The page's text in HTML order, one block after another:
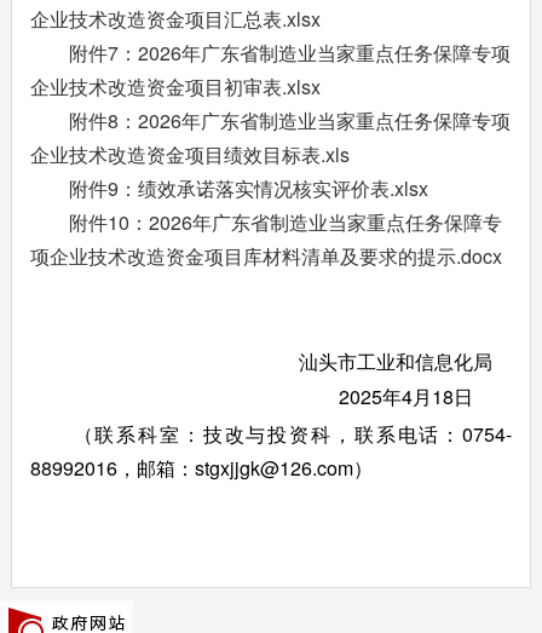
企业技术改造资金项目汇总表.xlsx
附件7：2026年广东省制造业当家重点任务保障专项
企业技术改造资金项目初审表.xlsx
附件8：2026年广东省制造业当家重点任务保障专项
企业技术改造资金项目绩效目标表.xls
附件9：绩效承诺落实情况核实评价表.xlsx
附件10：2026年广东省制造业当家重点任务保障专
项企业技术改造资金项目库材料清单及要求的提示.docx
汕头市工业和信息化局
2025年4月18日
（联系科室：技改与投资科，联系电话：0754-
88992016，邮箱：stgxjjgk@126.com）